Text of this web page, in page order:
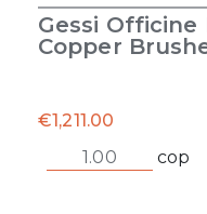
Gessi
Copper
€1,211.00
cop